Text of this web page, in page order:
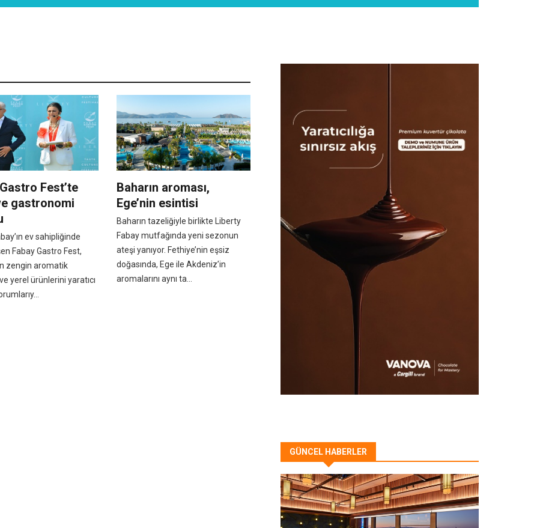
Fest’te
gastronomi
ev sahipliğinde
Fabay Gastro Fest,
zengin aromatik
yerel ürünlerini yaratıcı
Baharın aroması,
Ege’nin esintisi
Baharın tazeliğiyle birlikte Liberty
Fabay mutfağında yeni sezonun
ateşi yanıyor. Fethiye’nin eşsiz
doğasında, Ege ile Akdeniz’in
aromalarını aynı ta...
GÜNCEL HABERLER